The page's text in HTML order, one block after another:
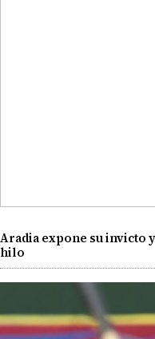
Aradia expone su invicto
hilo